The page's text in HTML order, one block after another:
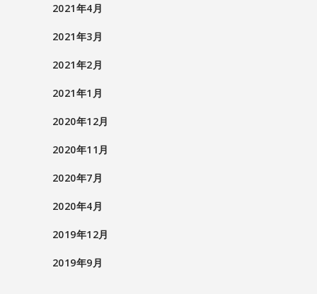
2021年4月
2021年3月
2021年2月
2021年1月
2020年12月
2020年11月
2020年7月
2020年4月
2019年12月
2019年9月